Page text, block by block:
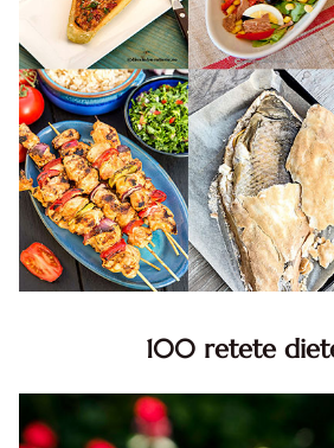
100 retete
dietetice. Idei retete dietetice.
pentru dieta.